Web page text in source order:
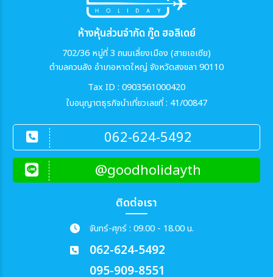
ห้างหุ้นส่วนจำกัด กู๊ด ฮอลิเดย์
702/36 หมู่ที่ 3 ถนนเลี่ยงเมือง (สายเอเซีย)
ตำบลควนลัง อำเภอหาดใหญ่ จังหวัดสงขลา 90110
Tax ID : 0903561000420
ใบอนุญาตธุรกิจนำเที่ยวเลขที่ : 41/00847
062-624-5492
@goodholidayth
ติดต่อเรา
จันทร์-ศุกร์ : 09.00 - 18.00 น.
062-624-5492
095-909-8551